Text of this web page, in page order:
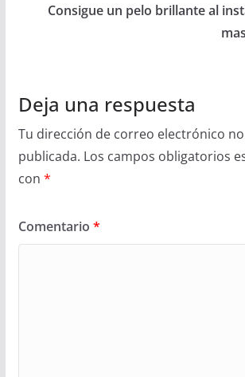
Consigue un pelo brillante al
Deja una respuesta
Tu dirección de correo electrónico
publicada. Los campos obligatorios
con *
Comentario *